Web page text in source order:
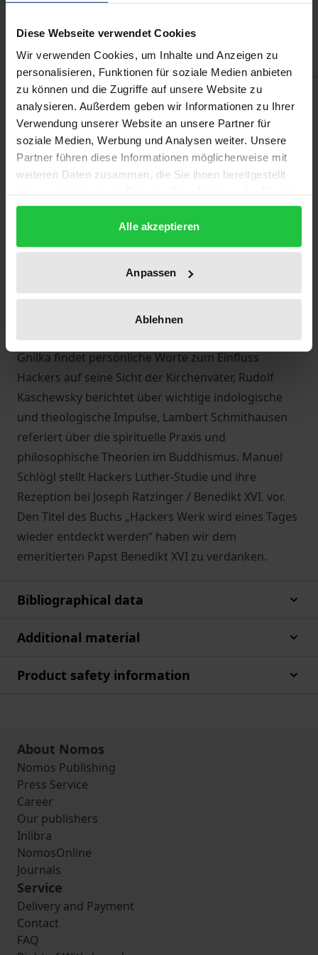
Diese Webseite verwendet Cookies
Wir verwenden Cookies, um Inhalte und Anzeigen zu
personalisieren, Funktionen für soziale Medien anbieten
zu können und die Zugriffe auf unsere Website zu
analysieren. Außerdem geben wir Informationen zu Ihrer
Verwendung unserer Website an unsere Partner für
soziale Medien, Werbung und Analysen weiter. Unsere
Partner führen diese Informationen möglicherweise mit
weiteren Daten zusammen, die Sie ihnen bereitgestellt
gesammelt haben.
Alle akzeptieren
Anpassen
Ablehnen
Add to Wish List
Description
2013 fand eine Tagung zu Ehren des vor hundert
Jahren geborenen Münsteraner Indologen Paul
Hacker (1913-1979) in der Universitäts- und
zugänglich: Reinhard Feldmann beleuchtet das Opus
der Handschriftenabteilung der ULB mit dem
Nachlass Hackers, Ursula Hacker-Klom berichtet
vom facettenreichen Leben ihres Vaters, Christian
Gnilka findet persönliche Worte zum Einfluss
Hackers auf seine Sicht der Kirchenväter, Rudolf
Kaschewsky berichtet über wichtige indologische
und theologische Impulse, Lambert Schmithausen
referiert über die spirituelle Praxis und
philosophische Theorien im Buddhismus. Manuel
Schlögl stellt Hackers Luther-Studie und ihre
Rezeption bei Joseph Ratzinger / Benedikt XVI. vor.
Den Titel des Buchs „Hackers Werk wird eines Tages
wieder entdeckt werden“ haben wir dem
emeritierten Papst Benedikt XVI zu verdanken.
Bibliographical data
Additional material
Product safety information
About Nomos
Nomos Publishing
Press Service
Career
Our publishers
Inlibra
NomosOnline
Journals
Service
Delivery and Payment
Contact
FAQ